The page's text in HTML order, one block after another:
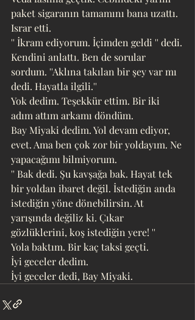
paket sigaranın tamamını bana uzattı.
Israr etti.
'' İkram ediyorum. İçimden geldi '' dedi.
Kendini anlattı. Ben de sorular
sordum. ''Aklına takılan bir şey var mı
dedi. Hayatla ilgili.''
Yok dedim. Teşekkür ettim. Bir iki
adım attım arkamı döndüm.
Bay Miyaki dedim. Yol devam ediyor,
evet. Ama ben çok zor bir yoldayım. Ne
yapacağımı bilmiyorum.
'' Bak dedi. Şu kavşağa bak. Hayat tek
bir yoldan ibaret değil. İstediğin anda
istediğin yöne dönebilirsin. At
yarışında değiliz ki. Çıkar
gözlüklerini, koş istediğin yere! ''
Yola baktım. Bir kaç taksi geçti.
İyi geceler dedim.
İyi geceler dedi, Bay Miyaki.